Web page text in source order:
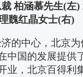
柏涵慕先生(左
魏红晶女士(右)
的中心，北京
中国的发展提供
业，北京百得利